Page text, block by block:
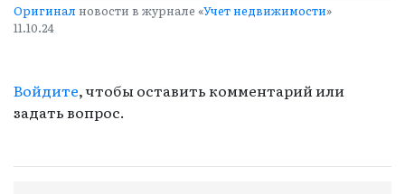
Оригинал новости в журнале «Учет недвижимости»
11.10.24
Войдите, чтобы оставить комментарий или
задать вопрос.